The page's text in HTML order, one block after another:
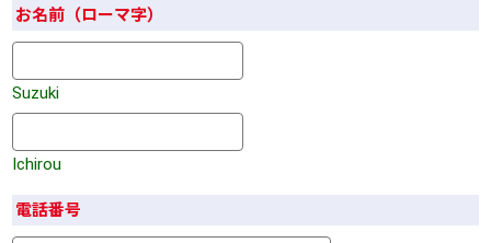
お名前（ローマ字）
Suzuki
Ichirou
電話番号